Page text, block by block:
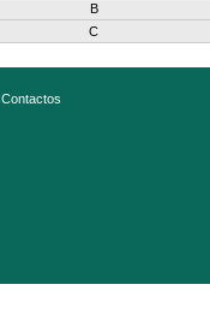
B
C
Contactos